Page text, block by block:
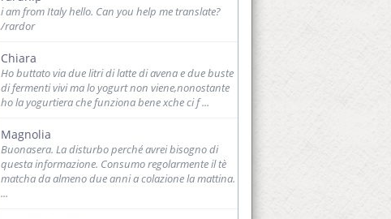
i am from Italy hello. Can you help me translate?
/rardor
Chiara
Ho buttato via due litri di latte di avena e due buste
di fermenti vivi ma lo yogurt non viene,nonostante
ho la yogurtiera che funziona bene xche ci f ...
Magnolia
Buonasera. La disturbo perché avrei bisogno di
questa informazione. Consumo regolarmente il tè
matcha da almeno due anni a colazione la mattina.
...